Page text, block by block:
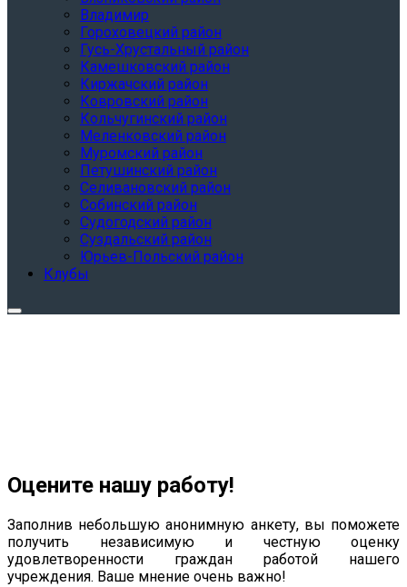
Владимир
Гороховецкий район
Гусь-Хрустальный район
Камешковский район
Киржачский район
Ковровский район
Кольчугинский район
Меленковский район
Муромский район
Петушинский район
Селивановский район
Собинский район
Судогодский район
Суздальский район
Юрьев-Польский район
Клубы
Оцените нашу работу!
Заполнив небольшую анонимную анкету, вы поможете
получить независимую и честную оценку
удовлетворенности граждан работой нашего
учреждения. Ваше мнение очень важно!